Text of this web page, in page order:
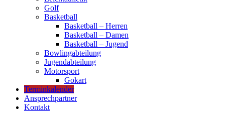
Golf
Basketball
Basketball – Herren
Basketball – Damen
Basketball – Jugend
Bowlingabteilung
Jugendabteilung
Motorsport
Gokart
Terminkalender
Ansprechpartner
Kontakt